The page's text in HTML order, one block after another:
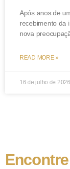
Após anos de
recebimento da
nova
READ MORE »
16 de julho de 2026